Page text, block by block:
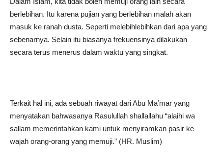
berlebihan. Itu karena pujian yang berlebihan malah akan
masuk ke ranah dusta. Seperti melebihlebihkan dari apa yang
sebenarnya. Selain itu biasanya frekuensinya dilakukan
secara terus menerus dalam waktu yang singkat.
Terkait hal ini, ada sebuah riwayat dari Abu Ma’mar yang
menyatakan bahwasanya Rasulullah shallallahu “alaihi wa
sallam memerintahkan kami untuk menyiramkan pasir ke
wajah orang-orang yang memuji.” (HR. Muslim)